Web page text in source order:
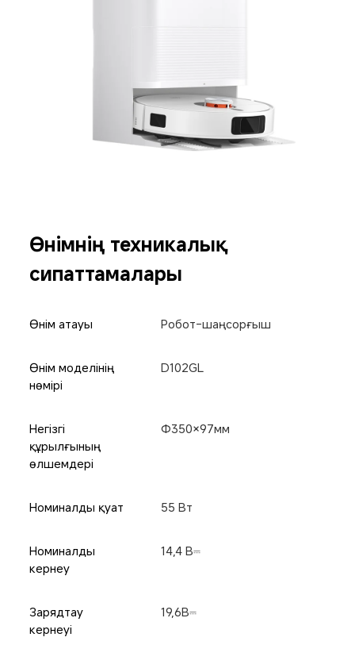
Өнімнің техникалық
сипаттамалары
Өнім атауы Робот-шаңсорғыш
Өнім моделінің
нөмірі
D102GL
Негізгі
құрылғының
өлшемдері
Φ350×97мм
Номиналды қуат 55 Вт
Номиналды
кернеу
14,4 В⎓
Зарядтау
кернеуі
19,6В⎓